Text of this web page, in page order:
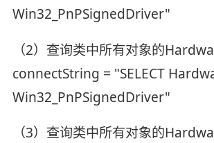
Win32_PnPSignedDriver"
（2）查询类中所有对象的
connectString = "SELECT
Win32_PnPSignedDriver"
（3）查询类中所有对象的